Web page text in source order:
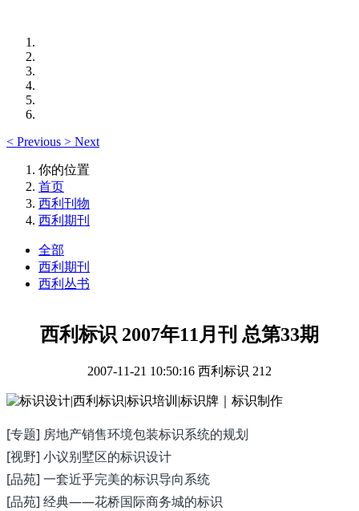
< Previous > Next
你的位置
首页
西利刊物
西利期刊
全部
西利期刊
西利丛书
西利标识 2007年11月刊 总第33期
2007-11-21 10:50:16 西利标识 212
[专题] 房地产销售环境包装标识系统的规划
[视野] 小议别墅区的标识设计
[品苑] 一套近乎完美的标识导向系统
[品苑] 经典——花桥国际商务城的标识